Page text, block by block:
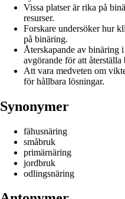
Vissa platser är rika på
resurser.
Forskare undersöker hur
på binäring.
Återskapande av binäring
avgörande för att återställa
Att vara medveten om
för hållbara lösningar.
Synonymer
fähusnäring
småbruk
primärnäring
jordbruk
odlingsnäring